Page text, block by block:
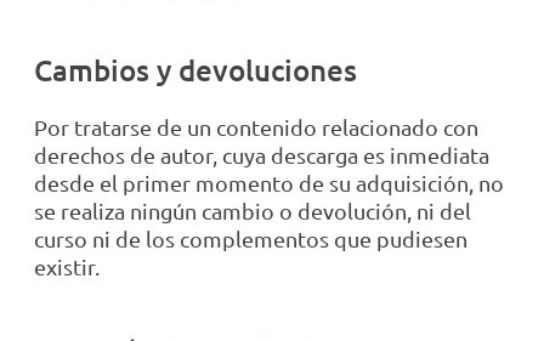
Cambios y devoluciones
Por tratarse de un contenido relacionado con
derechos de autor, cuya descarga es inmediata
desde el primer momento de su adquisición, no
se realiza ningún cambio o devolución, ni del
curso ni de los complementos que pudiesen
existir.